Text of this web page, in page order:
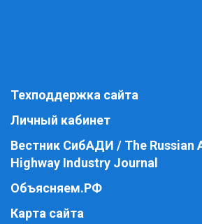
Техподдержка сайта
Личный кабинет
Вестник СибАДИ / The Russian
Highway Industry Journal
Объясняем.РФ
Карта сайта